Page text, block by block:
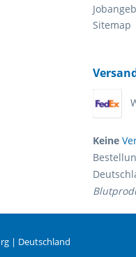
Sitemap
Keine
| Deutschland